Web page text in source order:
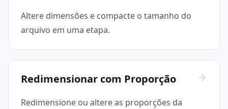
Altere dimensões e compacte o tamanho do
arquivo em uma etapa.
Redimensionar com Proporção
Redimensione ou altere as proporções da